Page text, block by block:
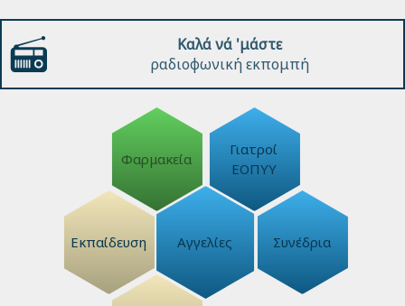
Καλά νά 'μάστε
ραδιοφωνική εκπομπή
Φαρμακεία
Γιατροί
ΕΟΠΥΥ
Εκπαίδευση Αγγελίες Συνέδρια